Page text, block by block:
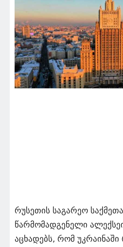
რუსეთის საგარეო
წარმომადგენელი
აცხადებს, რომ უკრაინაში